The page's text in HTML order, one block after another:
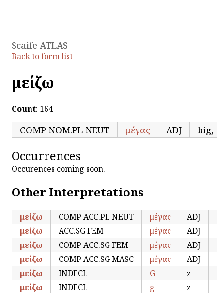
Scaife ATLAS
Back to form list
μείζω
Count: 164
COMP NOM.PL NEUT μέγας ADJ big,
Occurrences
Occurences coming soon.
Other Interpretations
μείζω COMP ACC.PL NEUT μέγας ADJ
μείζω
ACC.SG FEM μέγας ADJ
μείζω
COMP ACC.SG FEM μέγας ADJ
μείζω
COMP ACC.SG MASC μέγας ADJ
μείζω
INDECL G z-
μείζω
INDECL g z-